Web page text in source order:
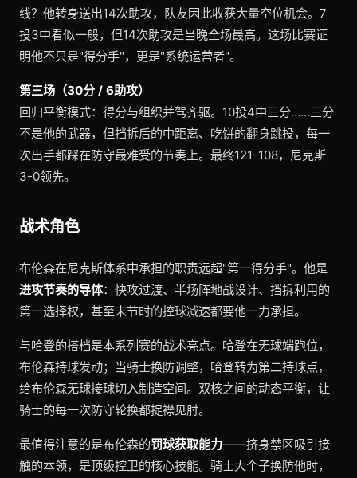
线？他转身送出14次助攻，队友因此收获大量空位机会。7
投3中看似一般，但14次助攻是当晚全场最高。这场比赛证
明他不只是"得分手"，更是"系统运营者"。
第三场（30分 / 6助攻）
回归平衡模式：得分与组织并驾齐驱。10投4中三分……三分
不是他的武器，但挡拆后的中距离、吃饼的翻身跳投，每一
次出手都踩在防守最难受的节奏上。最终121-108，尼克斯
3-0领先。
战术角色
布伦森在尼克斯体系中承担的职责远超"第一得分手"。他是
进攻节奏的导体：快攻过渡、半场阵地战设计、挡拆利用的
第一选择权，甚至末节时的控球减速都要他一力承担。
与哈登的搭档是本系列赛的战术亮点。哈登在无球端跑位，
布伦森持球发动；当骑士换防调整，哈登转为第二持球点，
给布伦森无球接球切入制造空间。双核之间的动态平衡，让
骑士的每一次防守轮换都捉襟见肘。
最值得注意的是布伦森的罚球获取能力——挤身禁区吸引接
触的本领，是顶级控卫的核心技能。骑士大个子换防他时，